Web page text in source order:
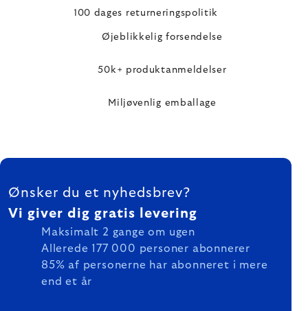
100 dages returneringspolitik
Øjeblikkelig forsendelse
50k+ produktanmeldelser
Miljøvenlig emballage
FOOTER
Ønsker du et nyhedsbrev?
Vi giver dig gratis levering
Maksimalt 2 gange om ugen
Allerede 177 000 personer abonnerer
85% af personerne har abonneret i mere
end et år